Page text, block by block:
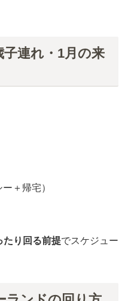
連れ・1月の来
＋帰宅）
たり回る前提でスケジュー